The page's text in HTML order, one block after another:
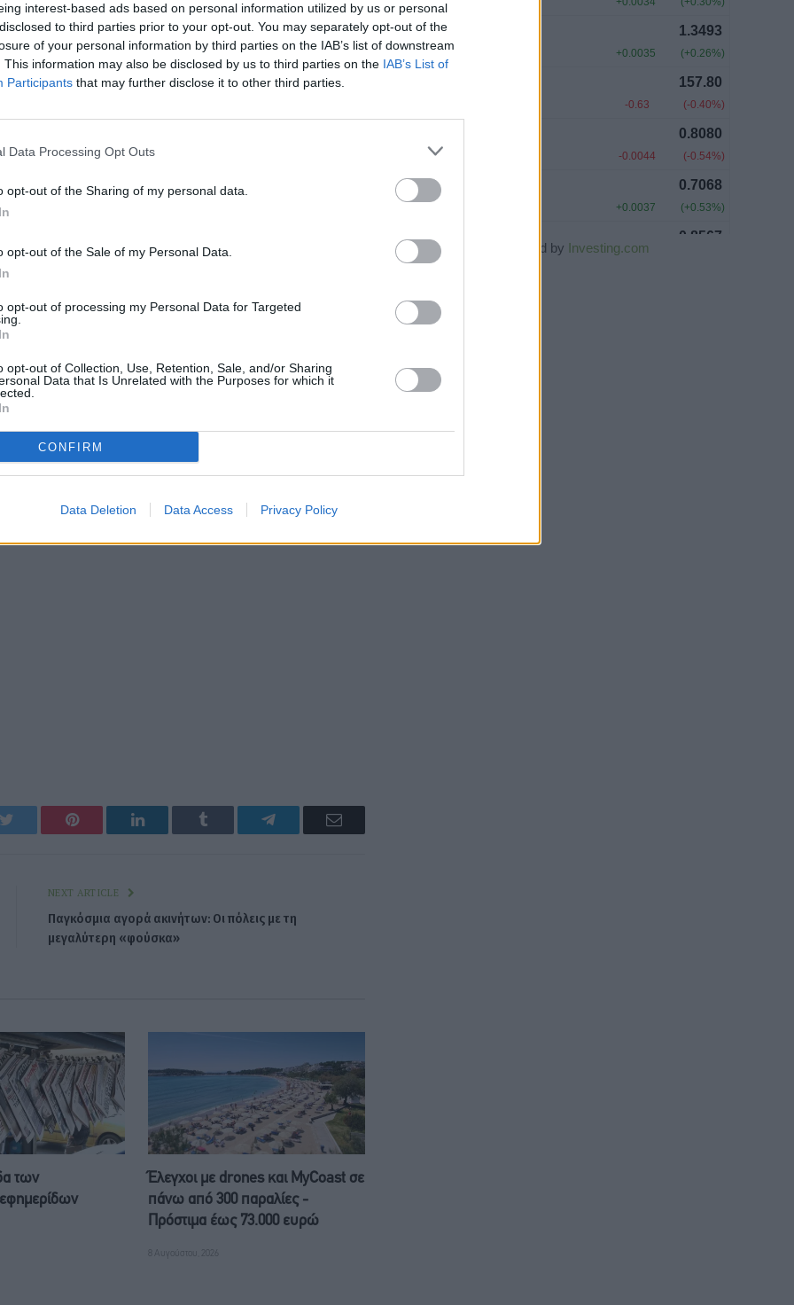
interest-based ads based on personal information utilized by us or personal
to third parties prior to your opt-out. You may separately opt-out of the
of your personal information by third parties on the IAB’s list of downstream
This information may also be disclosed by us to third parties on the IAB’s List of
Participants that may further disclose it to other third parties.
Data Processing Opt Outs
opt-out of the Sharing of my personal data.
opt-out of the Sale of my Personal Data.
opt-out of processing my Personal Data for Targeted
opt-out of Collection, Use, Retention, Sale, and/or Sharing
Data that Is Unrelated with the Purposes for which it
CONFIRM
Data Deletion Data Access Privacy Policy
Μακεδονίας, διάρκεια2 λεπτών , λήξη στις
στις12:40, λήξη στις12:45
των Ιερών Ναώντης Επικράτειας με σειρά
Pinterest LinkedIn Tumblr Telegram Email
NEXT ARTICLE
Παγκόσμια αγορά ακινήτων: Οι πόλεις με τη
μεγαλύτερη «φούσκα»
των
Έλεγχοι με drones και MyCoast σε
πάνω από 300 παραλίες -
Πρόστιμα έως 73.000 ευρώ
8 Αυγούστου, 2026
Powered by Investing.com